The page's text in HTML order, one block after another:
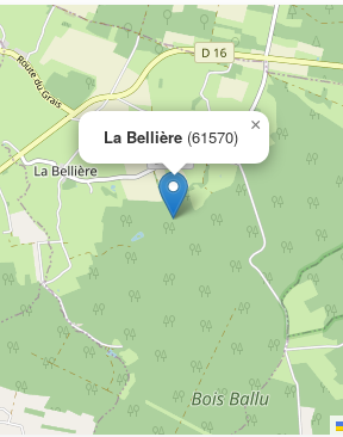
La Bellière (61570)
×